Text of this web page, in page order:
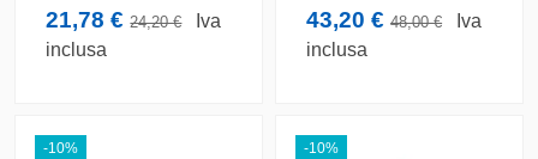
21,78 €24,20 €
Iva
inclusa
43,20 €48,00 €
Iva
inclusa
-10% -10%